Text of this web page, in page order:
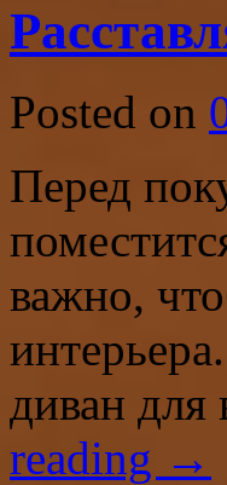
Posted on
Перед
важно,
диван
reading →